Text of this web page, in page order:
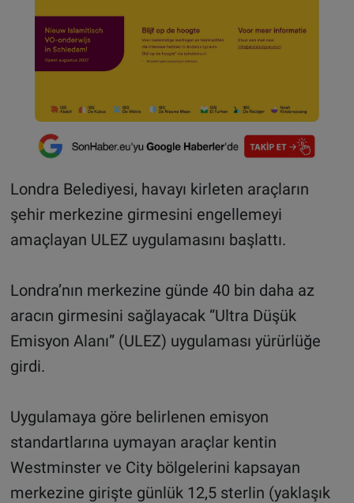
Londra Belediyesi, havayı kirleten araçların
şehir merkezine girmesini engellemeyi
amaçlayan ULEZ uygulamasını başlattı.
Londra’nın merkezine günde 40 bin daha az
aracın girmesini sağlayacak “Ultra Düşük
Emisyon Alanı” (ULEZ) uygulaması yürürlüğe
girdi.
Uygulamaya göre belirlenen emisyon
standartlarına uymayan araçlar kentin
Westminster ve City bölgelerini kapsayan
merkezine girişte günlük 12,5 sterlin (yaklaşık